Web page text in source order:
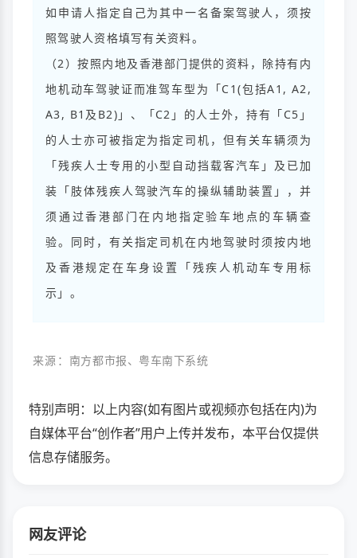
如申请人指定自己为其中一名备案驾驶人，须按
照驾驶人资格填写有关资料。
（2）按照内地及香港部门提供的资料，除持有内
地机动车驾驶证而准驾车型为「C1(包括A1, A2,
A3, B1及B2)」、「C2」的人士外，持有「C5」
的人士亦可被指定为指定司机，但有关车辆须为
「残疾人士专用的小型自动挡载客汽车」及已加
装「肢体残疾人驾驶汽车的操纵辅助装置」，并
须通过香港部门在内地指定验车地点的车辆查
验。同时，有关指定司机在内地驾驶时须按内地
及香港规定在车身设置「残疾人机动车专用标
示」。
来源： 南方都市报、粤车南下系统
特别声明：以上内容(如有图片或视频亦包括在内)为
自媒体平台“创作者”用户上传并发布，本平台仅提供
信息存储服务。
网友评论